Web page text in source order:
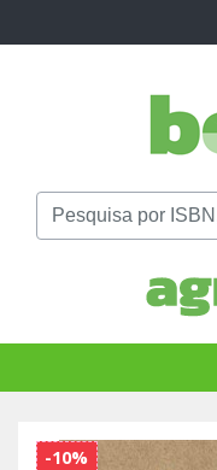
-10%